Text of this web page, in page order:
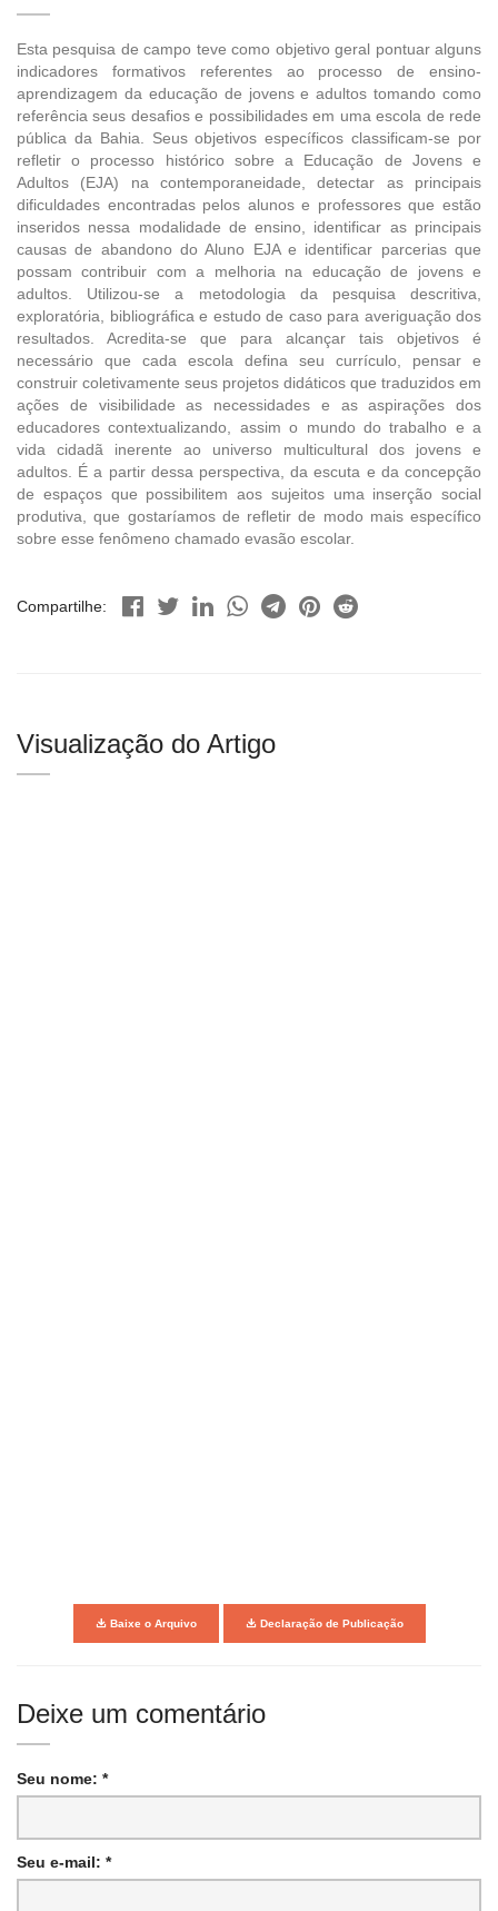
Esta pesquisa de campo teve como objetivo geral pontuar alguns
indicadores formativos referentes ao processo de ensino-
aprendizagem da educação de jovens e adultos tomando como
referência seus desafios e possibilidades em uma escola de rede
pública da Bahia. Seus objetivos específicos classificam-se por
refletir o processo histórico sobre a Educação de Jovens e
Adultos (EJA) na contemporaneidade, detectar as principais
dificuldades encontradas pelos alunos e professores que estão
inseridos nessa modalidade de ensino, identificar as principais
causas de abandono do Aluno EJA e identificar parcerias que
possam contribuir com a melhoria na educação de jovens e
adultos. Utilizou-se a metodologia da pesquisa descritiva,
exploratória, bibliográfica e estudo de caso para averiguação dos
resultados. Acredita-se que para alcançar tais objetivos é
necessário que cada escola defina seu currículo, pensar e
construir coletivamente seus projetos didáticos que traduzidos em
ações de visibilidade as necessidades e as aspirações dos
educadores contextualizando, assim o mundo do trabalho e a
vida cidadã inerente ao universo multicultural dos jovens e
adultos. É a partir dessa perspectiva, da escuta e da concepção
de espaços que possibilitem aos sujeitos uma inserção social
produtiva, que gostaríamos de refletir de modo mais específico
sobre esse fenômeno chamado evasão escolar.
Compartilhe:
Visualização do Artigo
Baixe o Arquivo Declaração de Publicação
Deixe um comentário
Seu nome: *
Seu e-mail: *